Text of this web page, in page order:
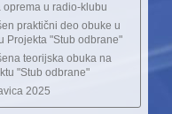
oprema u radio-klubu
praktični deo obuke u
Projekta "Stub odbrane"
teorijska obuka na
"Stub odbrane"
2025